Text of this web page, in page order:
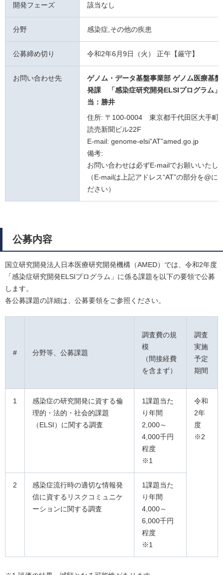
開発フェーズ 該当なし
分野 感染症,その他の疾患
公募締め切り 令和2年6月9日（火） 正午【厳守】
お問い合わせ先
ゲノム・データ基盤事業部 ゲノム医療基
発課
「感染症研究開発ELSIプログラム」
当：勝井
住所: 〒100-0004 東京都千代田区大手
読売新聞ビル22F
E-mail: genome-elsi”AT”amed.go.jp
備考:
お問い合わせは必ずE-mailでお願いいたし
（E-mailは上記アドレス“AT”の部分を@に
ださい）
公募内容
国立研究開発法人日本医療研究開発機構（AMED）では、令和2年度
「感染症研究開発ELSIプログラム」に係る課題を以下の要領で公募
します。
各公募課題の詳細は、公募要領をご参照ください。
# 分野等、公募課題
調査費の規
模
（間接経費
を含まず）
調査
実施
予定
期間
1
感染症の研究開発に資する倫
理的・法的・社会的課題
（ELSI）に関する調査
1課題当た
り年間
2,000～
4,000千円
程度
※1
令和
2年
度
※2
2
感染症流行時の適切な情報発
信に資するリスクコミュニケ
ーションに関する調査
1課題当た
り年間
4,000～
6,000千円
程度
※1